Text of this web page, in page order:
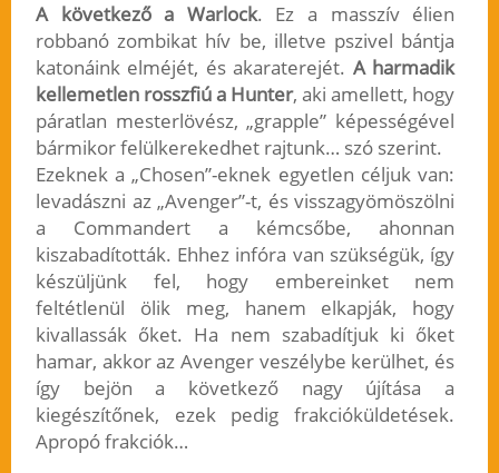
A következő a Warlock. Ez a masszív élien
robbanó zombikat hív be, illetve pszivel bántja
katonáink elméjét, és akaraterejét. A harmadik
kellemetlen rosszfiú a Hunter, aki amellett, hogy
páratlan mesterlövész, „grapple” képességével
bármikor felülkerekedhet rajtunk… szó szerint.
Ezeknek a „Chosen”-eknek egyetlen céljuk van:
levadászni az „Avenger”-t, és visszagyömöszölni
a Commandert a kémcsőbe, ahonnan
kiszabadították. Ehhez infóra van szükségük, így
készüljünk fel, hogy embereinket nem
feltétlenül ölik meg, hanem elkapják, hogy
kivallassák őket. Ha nem szabadítjuk ki őket
hamar, akkor az Avenger veszélybe kerülhet, és
így bejön a következő nagy újítása a
kiegészítőnek, ezek pedig frakcióküldetések.
Apropó frakciók…